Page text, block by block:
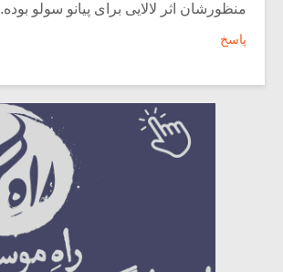
منظورشان اثر لالایی برای پیانو سولو بوده.
پاسخ